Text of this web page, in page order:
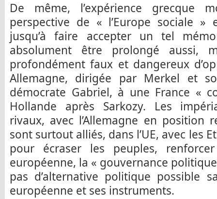
De même, l’expérience
perspective de « l’Europe sociale
jusqu’à faire accepter un tel
absolument être prolongé aussi,
profondément faux et dangereux
Allemagne, dirigée par Merkel et
démocrate Gabriel, à une France «
Hollande après Sarkozy. Les
rivaux, avec l’Allemagne en position
sont surtout alliés, dans l’UE, avec les
pour écraser les peuples,
européenne, la « gouvernance
pas d’alternative politique possible
européenne et ses instruments.